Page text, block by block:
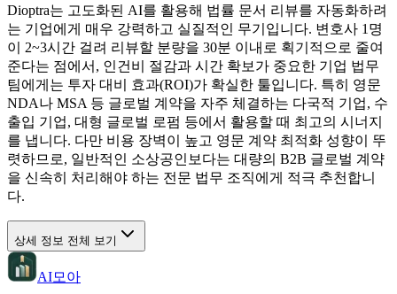
Dioptra는 고도화된 AI를 활용해 법률 문서 리뷰를 자동화하려
는 기업에게 매우 강력하고 실질적인 무기입니다. 변호사 1명
이 2~3시간 걸려 리뷰할 분량을 30분 이내로 획기적으로 줄여
준다는 점에서, 인건비 절감과 시간 확보가 중요한 기업 법무
팀에게는 투자 대비 효과(ROI)가 확실한 툴입니다. 특히 영문
NDA나 MSA 등 글로벌 계약을 자주 체결하는 다국적 기업, 수
출입 기업, 대형 글로벌 로펌 등에서 활용할 때 최고의 시너지
를 냅니다. 다만 비용 장벽이 높고 영문 계약 최적화 성향이 뚜
렷하므로, 일반적인 소상공인보다는 대량의 B2B 글로벌 계약
을 신속히 처리해야 하는 전문 법무 조직에게 적극 추천합니
다.
상세 정보 전체 보기
AI모아